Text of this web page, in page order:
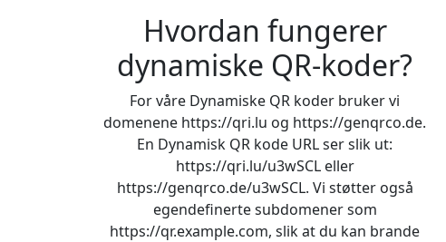
Hvordan fungerer
dynamiske QR-koder?
For våre Dynamiske QR koder bruker vi
domenene https://qri.lu og https://genqrco.de.
En Dynamisk QR kode URL ser slik ut:
https://qri.lu/u3wSCL eller
https://genqrco.de/u3wSCL. Vi støtter også
egendefinerte subdomener som
https://qr.example.com, slik at du kan brande